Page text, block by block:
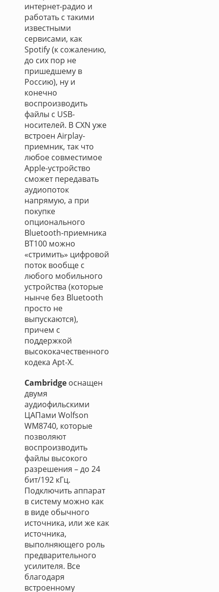
интернет-радио и
работать с такими
известными
сервисами, как
Spotify (к сожалению,
до сих пор не
пришедшему в
Россию), ну и
конечно
воспроизводить
файлы с USB-
носителей. В CXN уже
встроен Airplay-
приемник, так что
любое совместимое
Apple-устройство
сможет передавать
аудиопоток
напрямую, а при
покупке
опционального
Bluetooth-приемника
BT100 можно
«стримить» цифровой
поток вообще с
любого мобильного
устройства (которые
нынче без Bluetooth
просто не
выпускаются),
причем с
поддержкой
высококачественного
кодека Apt-X.
Cambridge оснащен
двумя
аудиофильскими
ЦАПами Wolfson
WM8740, которые
позволяют
воспроизводить
файлы высокого
разрешения – до 24
бит/192 кГц.
Подключить аппарат
в систему можно как
в виде обычного
источника, или же как
источника,
выполняющего роль
предварительного
усилителя. Все
благодаря
встроенному